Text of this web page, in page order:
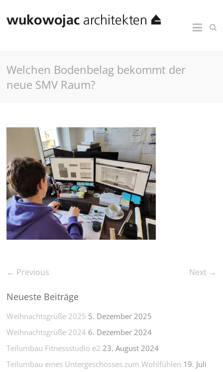
Welchen Bodenbelag bekommt der
neue SMV Raum?
← Previous Next →
Neueste Beiträge
Weihnachtsgrüße 2025 5. Dezember 2025
Weihnachtsgrüße 2024 6. Dezember 2024
Teilumbau Fitnessstudio e2 23. August 2024
Teilumbau eines Untergeschosses zum Wohlfühlen 19. Juli